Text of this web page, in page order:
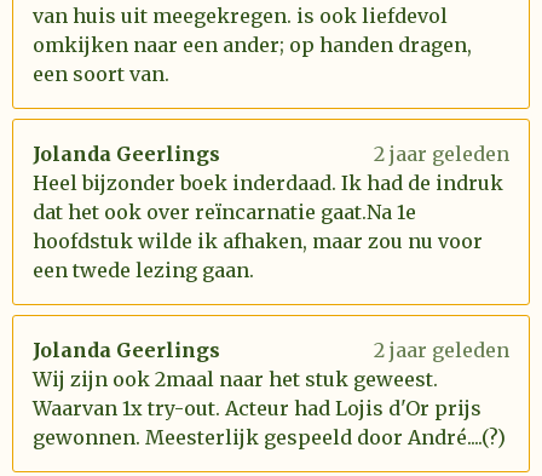
van huis uit meegekregen. is ook liefdevol
omkijken naar een ander; op handen dragen,
een soort van.
Jolanda Geerlings
2 jaar geleden
Heel bijzonder boek inderdaad. Ik had de indruk
dat het ook over reïncarnatie gaat.Na 1e
hoofdstuk wilde ik afhaken, maar zou nu voor
een twede lezing gaan.
Jolanda Geerlings
2 jaar geleden
Wij zijn ook 2maal naar het stuk geweest.
Waarvan 1x try-out. Acteur had Lojis d'Or prijs
gewonnen. Meesterlijk gespeeld door André....(?)